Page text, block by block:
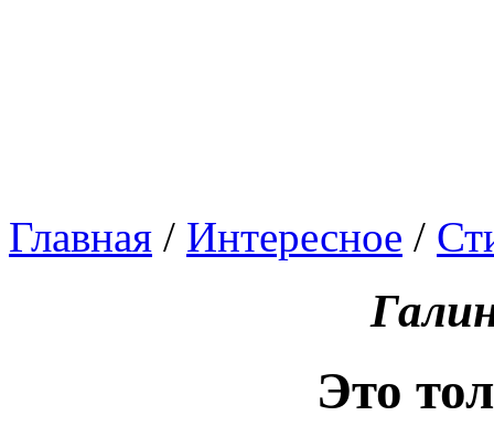
Главная / Интересное /
Это